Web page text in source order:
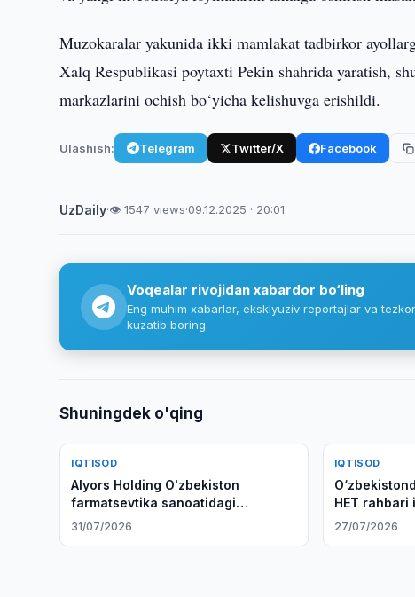
Muzokaralar yakunida ikki mamlakat tadbirkor
Xalq Respublikasi poytaxti Pekin shahrida yaratish,
markazlarini ochish bo‘yicha kelishuvga erishildi.
Ulashish: Telegram Twitter/X Facebook
UzDaily·👁 1547 views·09.12.2025 · 20:01
Voqealar rivojidan xabardor bo‘ling
Eng muhim xabarlar, eksklyuziv reportajlar va
kuzatib boring.
Shuningdek o'qing
IQTISOD
Alyors Holding O'zbekiston
farmatsevtika sanoatidagi
loyihalarni o'rganmoqda
31/07/2026
IQTISOD
HET rahbari
27/07/2026